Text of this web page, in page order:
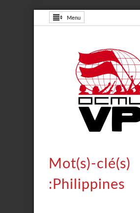
Menu
Mot(s)-clé(s)
:Philippines